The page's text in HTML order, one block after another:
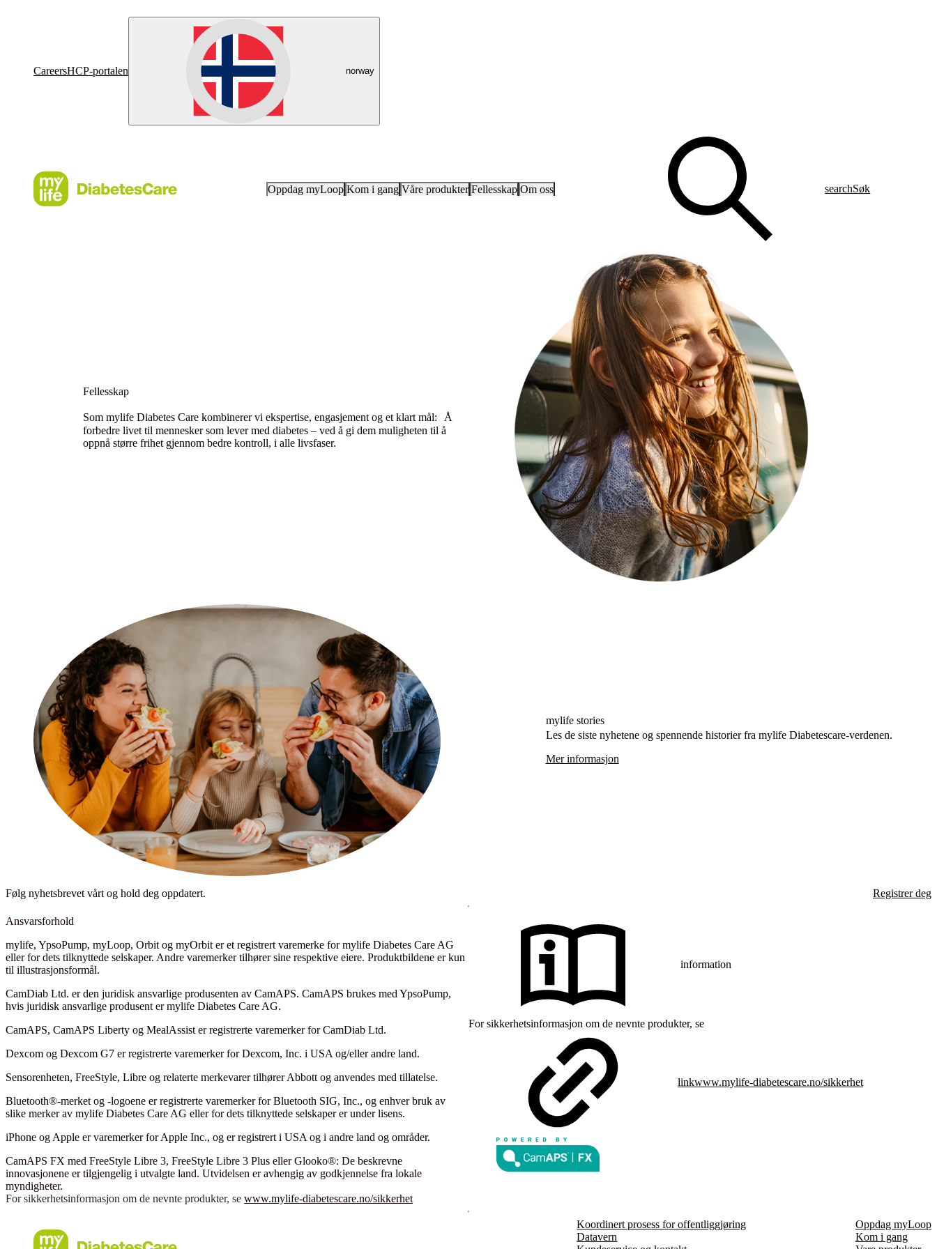
CareersHCP-portalen norway
Oppdag myLoop Kom i gang Våre produkter Fellesskap Om oss searchSøk
Fellesskap
Som mylife Diabetes Care kombinerer vi ekspertise, engasjement og et klart mål: Å
forbedre livet til mennesker som lever med diabetes – ved å gi dem muligheten til å
oppnå større frihet gjennom bedre kontroll, i alle livsfaser.
mylife stories
Les de siste nyhetene og spennende historier fra mylife Diabetescare-verdenen.
Mer informasjon
Følg nyhetsbrevet vårt og hold deg oppdatert. Registrer deg
Ansvarsforhold
mylife, YpsoPump, myLoop, Orbit og myOrbit er et registrert varemerke for mylife Diabetes Care AG
eller for dets tilknyttede selskaper. Andre varemerker tilhører sine respektive eiere. Produktbildene er kun
til illustrasjonsformål.
CamDiab Ltd. er den juridisk ansvarlige produsenten av CamAPS. CamAPS brukes med YpsoPump,
hvis juridisk ansvarlige produsent er mylife Diabetes Care AG.
CamAPS, CamAPS Liberty og MealAssist er registrerte varemerker for CamDiab Ltd.
Dexcom og Dexcom G7 er registrerte varemerker for Dexcom, Inc. i USA og/eller andre land.
Sensorenheten, FreeStyle, Libre og relaterte merkevarer tilhører Abbott og anvendes med tillatelse.
Bluetooth®-merket og -logoene er registrerte varemerker for Bluetooth SIG, Inc., og enhver bruk av
slike merker av mylife Diabetes Care AG eller for dets tilknyttede selskaper er under lisens.
iPhone og Apple er varemerker for Apple Inc., og er registrert i USA og i andre land og områder.
CamAPS FX med FreeStyle Libre 3, FreeStyle Libre 3 Plus eller Glooko®: De beskrevne
innovasjonene er tilgjengelig i utvalgte land. Utvidelsen er avhengig av godkjennelse fra lokale
myndigheter.
For sikkerhetsinformasjon om de nevnte produkter, se www.mylife-diabetescare.no/sikkerhet
information
For sikkerhetsinformasjon om de nevnte produkter, se
linkwww.mylife-diabetescare.no/sikkerhet
Koordinert prosess for offentliggjøring
Datavern
Oppdag myLoop
Kom i gang